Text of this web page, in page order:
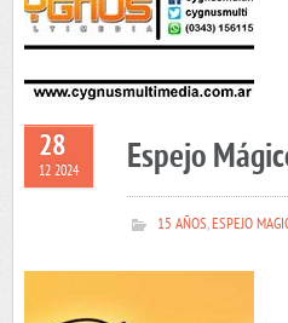
28
12 2024 Espejo
15 AÑOS,ESPEJO